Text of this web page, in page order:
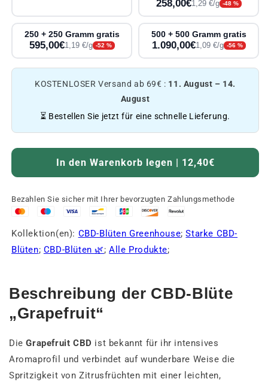
258,00€1,29 €/g -48 %
250 + 250 Gramm gratis
595,00€1,19 €/g -52 %
500 + 500 Gramm gratis
1.090,00€1,09 €/g -56 %
KOSTENLOSER Versand ab 69€ : 11. August – 14.
August
⏳ Bestellen Sie jetzt für eine schnelle Lieferung.
In den Warenkorb legen | 12,40€
Bezahlen Sie sicher mit Ihrer bevorzugten Zahlungsmethode
Kollektion(en): CBD-Blüten Greenhouse;Starke CBD-
Blüten; CBD-Blüten 🌿;Alle Produkte;
Beschreibung der CBD-Blüte
„Grapefruit“
DieGrapefruit CBD ist bekannt für ihr intensives
Aromaprofil und verbindet auf wunderbare Weise die
Spritzigkeit von Zitrusfrüchten mit einer leichten,